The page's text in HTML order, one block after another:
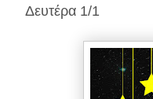
Δευτέρα 1/1